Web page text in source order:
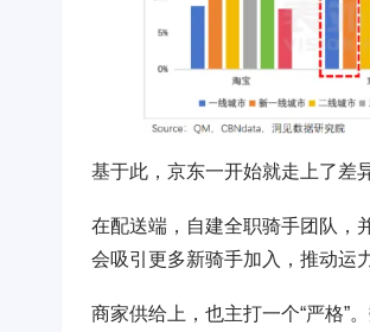
基于此，京东一开始就走上了差
在配送端，自建全职骑手团队，
会吸引更多新骑手加入，推动
商家供给上，也主打一个“严格”